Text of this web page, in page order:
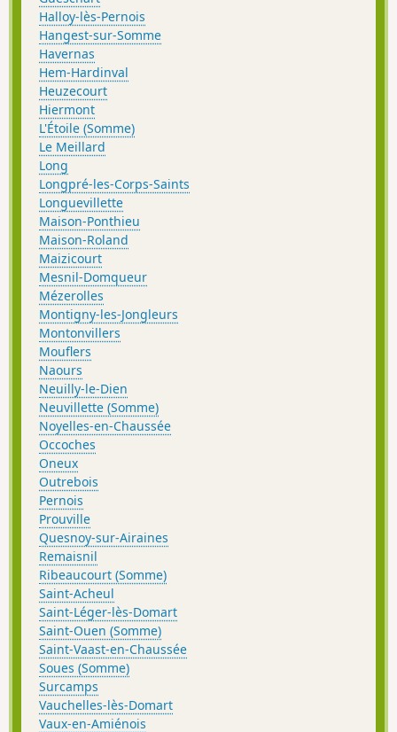
Halloy-lès-Pernois
Hangest-sur-Somme
Havernas
Hem-Hardinval
Heuzecourt
Hiermont
L'Étoile (Somme)
Le Meillard
Long
Longpré-les-Corps-Saints
Longuevillette
Maison-Ponthieu
Maison-Roland
Maizicourt
Mesnil-Domqueur
Mézerolles
Montigny-les-Jongleurs
Montonvillers
Mouflers
Naours
Neuilly-le-Dien
Neuvillette (Somme)
Noyelles-en-Chaussée
Occoches
Oneux
Outrebois
Pernois
Prouville
Quesnoy-sur-Airaines
Remaisnil
Ribeaucourt (Somme)
Saint-Acheul
Saint-Léger-lès-Domart
Saint-Ouen (Somme)
Saint-Vaast-en-Chaussée
Soues (Somme)
Surcamps
Vauchelles-lès-Domart
Vaux-en-Amiénois